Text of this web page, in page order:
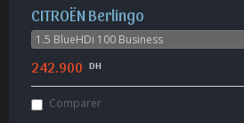
Fiat Doblo
242.150 DH
Comparer